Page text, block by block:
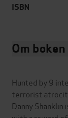
ISBN
Om boken
Hunted by 9
terrorist
Danny Shanklin